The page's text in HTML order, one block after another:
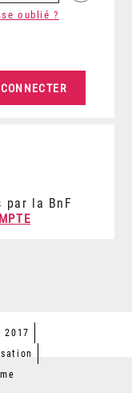
oublié ?
par la BnF